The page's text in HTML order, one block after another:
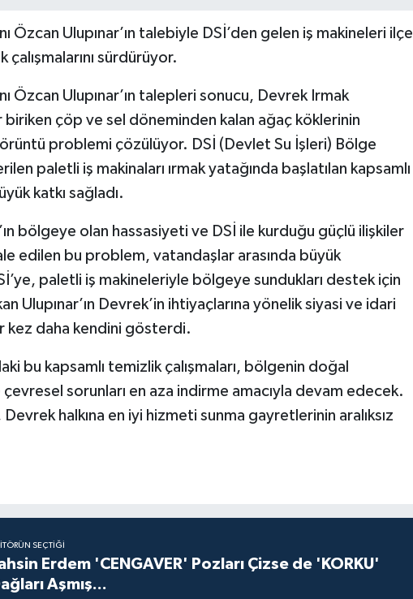
Özcan Ulupınar’ın talebiyle DSİ’den gelen iş makineleri ilçe
çalışmalarını sürdürüyor.
Özcan Ulupınar’ın talepleri sonucu, Devrek Irmak
biriken çöp ve sel döneminden kalan ağaç köklerinin
problemi çözülüyor. DSİ (Devlet Su İşleri) Bölge
paletli iş makinaları ırmak yatağında başlatılan kapsamlı
katkı sağladı.
bölgeye olan hassasiyeti ve DSİ ile kurduğu güçlü ilişkiler
edilen bu problem, vatandaşlar arasında büyük
paletli iş makineleriyle bölgeye sundukları destek için
Ulupınar’ın Devrek’in ihtiyaçlarına yönelik siyasi ve idari
kez daha kendini gösterdi.
bu kapsamlı temizlik çalışmaları, bölgenin doğal
sorunları en aza indirme amacıyla devam edecek.
Devrek halkına en iyi hizmeti sunma gayretlerinin aralıksız
SEÇTIĞI
Erdem 'CENGAVER' Pozları Çizse de 'KORKU'
Aşmış...